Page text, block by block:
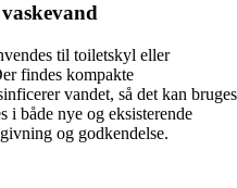
til toiletskyl eller
findes kompakte
vandet, så det kan bruges
i både nye og eksisterende
og godkendelse.